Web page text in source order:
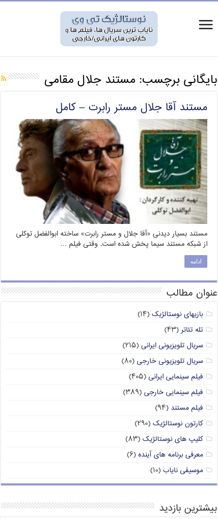
بایگانی برچسب:مستند جلال مقامی
مستند آقا جلال مستر رابرت – کامل
مستند بسیار دیدنی «آقا جلال و مستر رابرت» ساخته ابوالفضل توکلی
از شبکه مستند سیما پخش شده است. وقتی فیلم …
ادامه
عنوان مطالب
بازیهای نوستالژیک (۱۴)
تله تئاتر (۴۳)
سریال تلویزیونی ایرانی (۲۱۵)
سریال تلویزیونی خارجی (۸۰)
فیلم سینمایی ایرانی (۴۰۵)
فیلم سینمایی خارجی (۳۸۹)
فیلم مستند (۹۴)
کارتون نوستالژیک (۲۹۰)
کلیپ های نوستالژیک (۸۳)
معرفی برنامه های آینده (۶)
موسیقی نایاب (۱۰)
بیشترین بازدید